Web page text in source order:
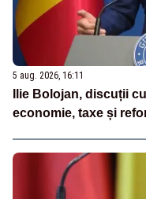
5 aug. 2026, 16:11
Ilie Bolojan, discuții
economie, taxe și